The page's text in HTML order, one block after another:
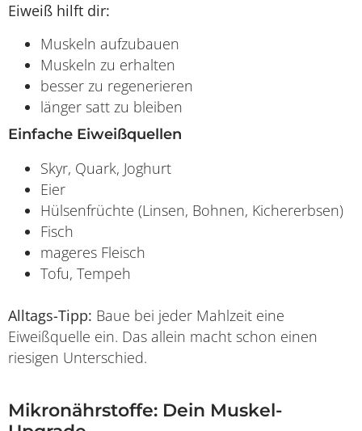
Eiweiß hilft dir:
Muskeln aufzubauen
Muskeln zu erhalten
besser zu regenerieren
länger satt zu bleiben
Einfache Eiweißquellen
Skyr, Quark, Joghurt
Eier
Hülsenfrüchte (Linsen, Bohnen, Kichererbsen)
Fisch
mageres Fleisch
Tofu, Tempeh
Alltags-Tipp: Baue bei jeder Mahlzeit eine
Eiweißquelle ein. Das allein macht schon einen
riesigen Unterschied.
Mikronährstoffe: Dein Muskel-